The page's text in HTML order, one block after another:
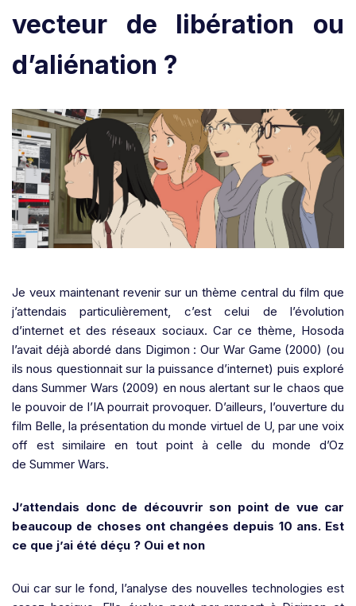
vecteur de libération ou
d’aliénation ?
Je veux maintenant revenir sur un thème central du film que
j’attendais particulièrement, c’est celui de l’évolution
d’internet et des réseaux sociaux. Car ce thème, Hosoda
l’avait déjà abordé dans Digimon : Our War Game (2000) (ou
ils nous questionnait sur la puissance d’internet) puis exploré
dans Summer Wars (2009) en nous alertant sur le chaos que
le pouvoir de l’IA pourrait provoquer. D’ailleurs, l’ouverture du
film Belle, la présentation du monde virtuel de U, par une voix
off est similaire en tout point à celle du monde d’Oz
de Summer Wars.
J’attendais donc de découvrir son point de vue car
beaucoup de choses ont changées depuis 10 ans. Est
ce que j’ai été déçu ? Oui et non
Oui car sur le fond, l’analyse des nouvelles technologies est